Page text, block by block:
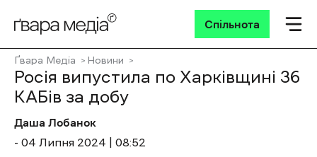
Спільнота
Ґвара Медіа Новини
Росія випустила по Харківщині 36
КАБів за добу
Даша Лобанок
- 04 Липня 2024 | 08:52